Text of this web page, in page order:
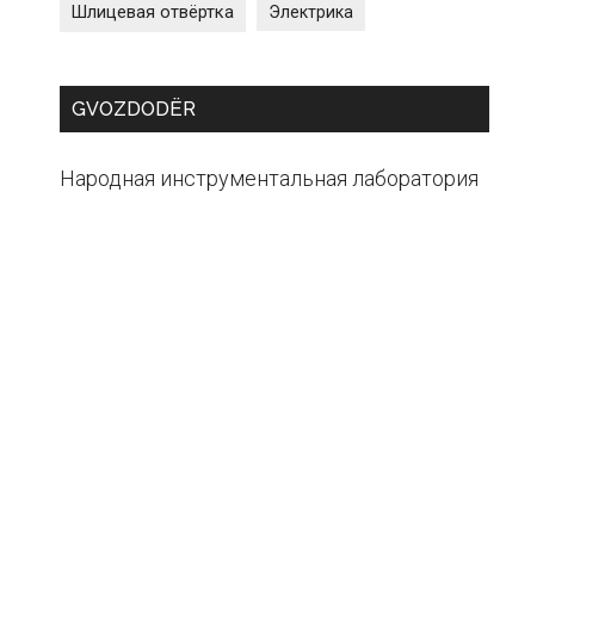
Шлицевая отвёртка Электрика
GVOZDODЁR
Народная инструментальная лаборатория